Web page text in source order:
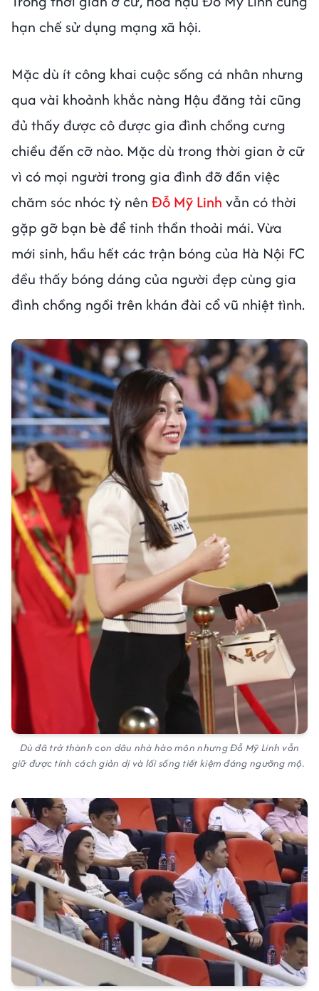
hạn chế sử dụng mạng xã hội.
Mặc dù ít công khai cuộc sống cá nhân nhưng
qua vài khoảnh khắc nàng Hậu đăng tải cũng
đủ thấy được cô được gia đình chồng cưng
chiều đến cỡ nào. Mặc dù trong thời gian ở cữ
vì có mọi người trong gia đình đỡ đần việc
chăm sóc nhóc tỳ nên Đỗ Mỹ Linh vẫn có thời
gặp gỡ bạn bè để tinh thần thoải mái. Vừa
mới sinh, hầu hết các trận bóng của Hà Nội FC
đều thấy bóng dáng của người đẹp cùng gia
đình chồng ngồi trên khán đài cổ vũ nhiệt tình.
Dù đã trở thành con dâu nhà hào môn nhưng Đỗ Mỹ Linh vẫn
giữ được tính cách giản dị và lối sống tiết kiệm đáng ngưỡng mộ.